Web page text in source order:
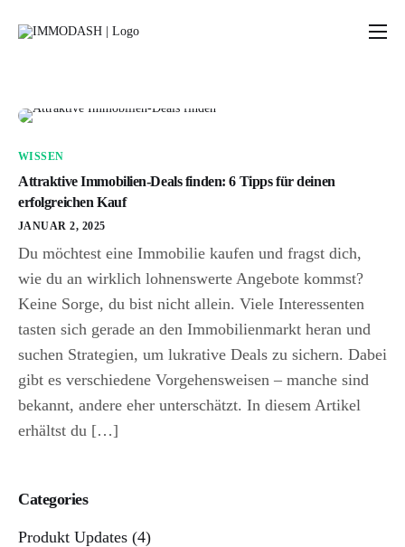
Über uns
WISSEN
Attraktive Immobilien-Deals finden: 6 Tipps für deinen
erfolgreichen Kauf
JANUAR 2, 2025
Du möchtest eine Immobilie kaufen und fragst dich,
wie du an wirklich lohnenswerte Angebote kommst?
Keine Sorge, du bist nicht allein. Viele Interessenten
tasten sich gerade an den Immobilienmarkt heran und
suchen Strategien, um lukrative Deals zu sichern. Dabei
gibt es verschiedene Vorgehensweisen – manche sind
bekannt, andere eher unterschätzt. In diesem Artikel
erhältst du […]
Categories
Produkt Updates (4)